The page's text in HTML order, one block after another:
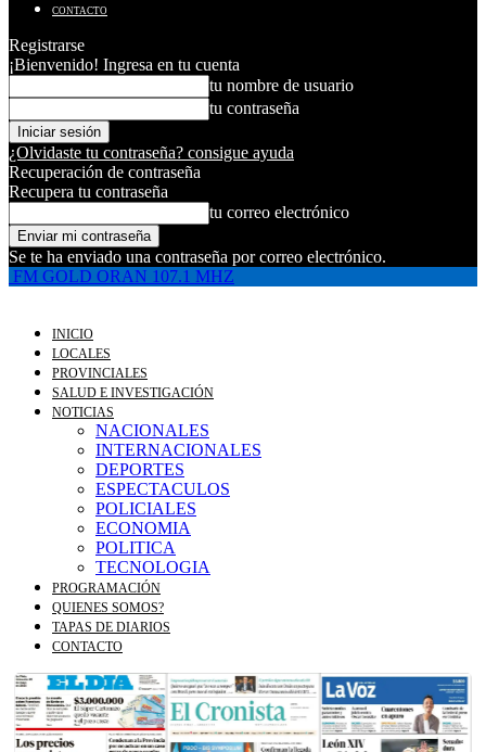
CONTACTO
Registrarse
¡Bienvenido! Ingresa en tu cuenta
tu nombre de usuario
tu contraseña
¿Olvidaste tu contraseña? consigue ayuda
Recuperación de contraseña
Recupera tu contraseña
tu correo electrónico
Se te ha enviado una contraseña por correo electrónico.
FM GOLD ORAN 107.1 MHZ
INICIO
LOCALES
PROVINCIALES
SALUD E INVESTIGACIÓN
NOTICIAS
NACIONALES
INTERNACIONALES
DEPORTES
ESPECTACULOS
POLICIALES
ECONOMIA
POLITICA
TECNOLOGIA
PROGRAMACIÓN
QUIENES SOMOS?
TAPAS DE DIARIOS
CONTACTO